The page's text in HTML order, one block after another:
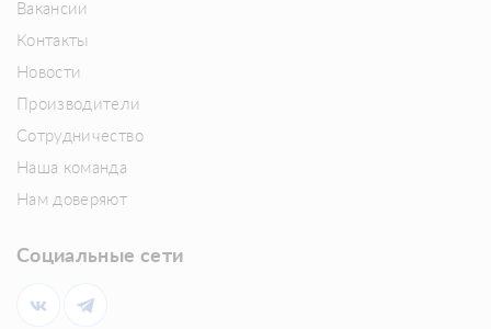
Вакансии
Контакты
Новости
Производители
Сотрудничество
Наша команда
Нам доверяют
Социальные сети